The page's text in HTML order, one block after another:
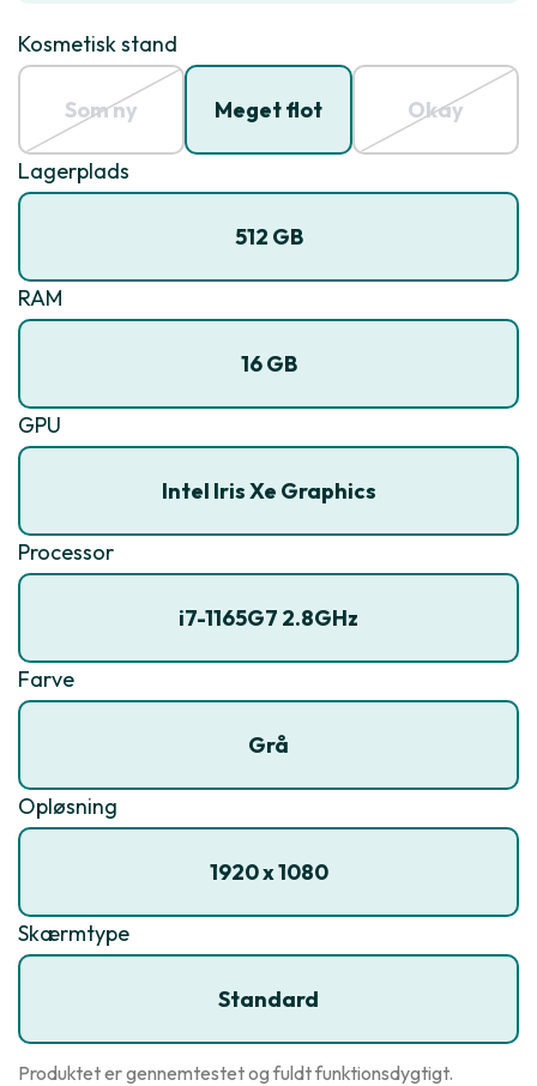
Kosmetisk stand
Som ny Meget flot Okay
Lagerplads
512 GB
RAM
16 GB
GPU
Intel Iris Xe Graphics
Processor
i7-1165G7 2.8GHz
Farve
Grå
Opløsning
1920 x 1080
Skærmtype
Standard
Produktet er gennemtestet og fuldt funktionsdygtigt.